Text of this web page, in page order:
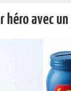
héro avec